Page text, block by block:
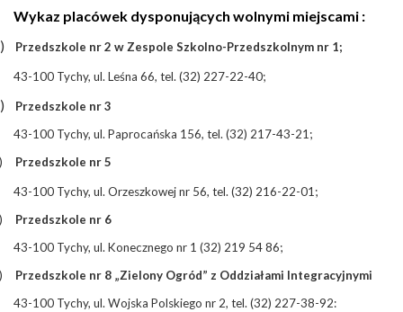
Wykaz placówek dysponujących wolnymi miejscami :
Przedszkole nr 2 w Zespole Szkolno-Przedszkolnym nr 1;
43-100 Tychy, ul. Leśna 66, tel. (32) 227-22-40;
Przedszkole nr 3
43-100 Tychy, ul. Paprocańska 156, tel. (32) 217-43-21;
Przedszkole nr 5
43-100 Tychy, ul. Orzeszkowej nr 56, tel. (32) 216-22-01;
Przedszkole nr 6
43-100 Tychy, ul. Konecznego nr 1 (32) 219 54 86;
Przedszkole nr 8 „Zielony Ogród” z Oddziałami Integracyjnymi
43-100 Tychy, ul. Wojska Polskiego nr 2, tel. (32) 227-38-92: